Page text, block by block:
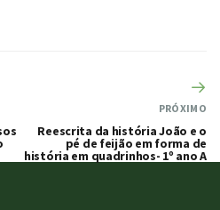
PRÓXIMO
Reescrita da história João e o
pé de feijão em forma de
história em quadrinhos- 1º ano A